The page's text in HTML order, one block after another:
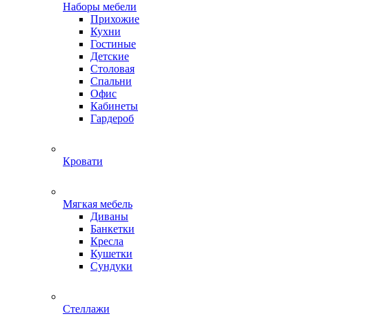
Наборы мебели
Прихожие
Кухни
Гостиные
Детские
Столовая
Спальни
Офис
Кабинеты
Гардероб
Кровати
Мягкая мебель
Диваны
Банкетки
Кресла
Кушетки
Сундуки
Стеллажи